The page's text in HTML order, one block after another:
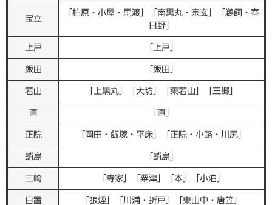
宝立
「柏原・小屋・馬渡」「南黒丸・宗玄」「鵜飼・春
日野」
上戸 「上戸」
飯田 「飯田」
若山 「上黒丸」「大坊」「東若山」「三郷」
直 「直」
正院 「岡田・飯塚・平床」「正院・小路・川尻」
蛸島 「蛸島」
三崎 「寺家」「粟津」「本」「小泊」
日置 「狼煙」「川浦・折戸」「東山中・唐笠」